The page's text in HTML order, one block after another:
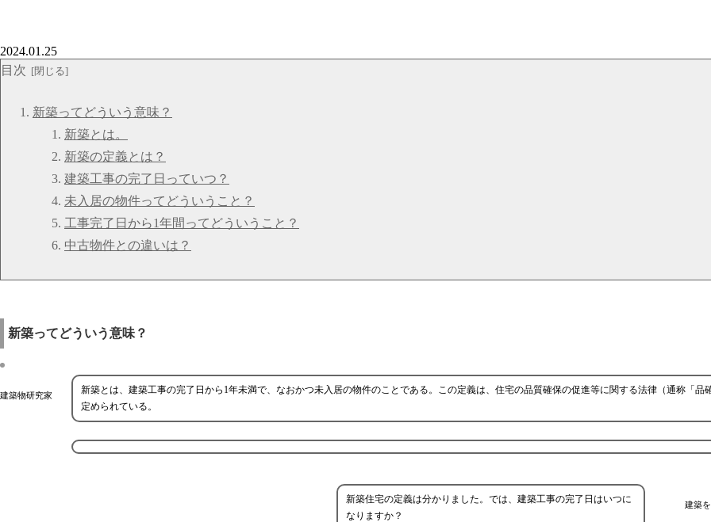
2024.01.25
目次
新築ってどういう意味？
新築とは。
新築の定義とは？
建築工事の完了日っていつ？
未入居の物件ってどういうこと？
工事完了日から1年間ってどういうこと？
中古物件との違いは？
新築ってどういう意味？
建築物研究家
新築とは、建築工事の完了日から1年未満で、なおかつ未入居の物件のことである。この定義は、住宅の品質確保の促進等に関する法律（通称「品
定められている。
建築
新築住宅の定義は分かりました。では、建築工事の完了日はいつに
なりますか？